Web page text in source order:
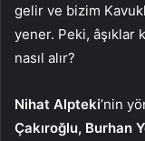
gelir ve bizim
yener. Peki, âşıklar
nasıl alır?
Nihat Alpteki’nin
Çakıroğlu, Burhan